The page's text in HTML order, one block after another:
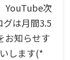
YouTube次
は月間3.5
お知らせす
します(*